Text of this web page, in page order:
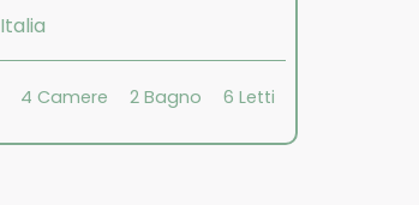
Italia
4 Camere 2 Bagno 6 Letti